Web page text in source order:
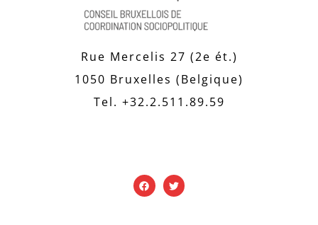
Rue Mercelis 27 (2e ét.)
1050 Bruxelles (Belgique)
Tel. +32.2.511.89.59